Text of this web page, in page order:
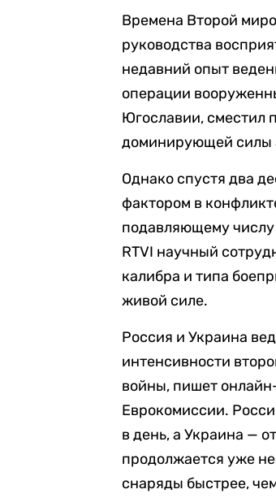
Времена Второй
руководства
недавний опыт
операции
Югославии, сместил
доминирующей силы
Однако спустя два
фактором в
подавляющему числу
RTVI научный
калибра и типа
живой силе.
Россия и Украина
интенсивности
войны, пишет
Еврокомиссии.
в день, а Украина —
продолжается уже
снаряды быстрее,